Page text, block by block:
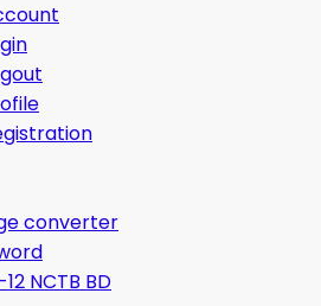
converter
12 NCTB BD